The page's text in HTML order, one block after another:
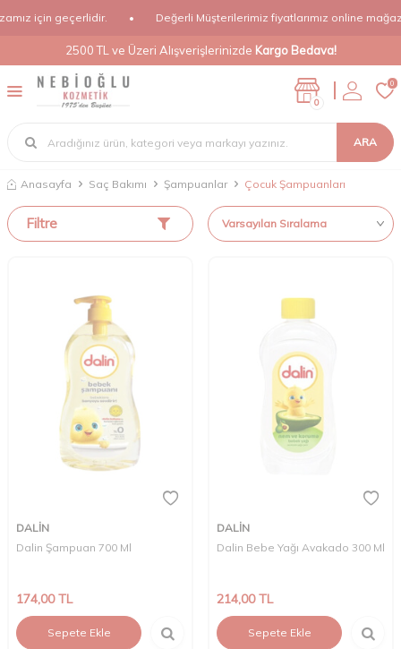
için geçerlidir. Değerli Müşterilerimiz fiyatlarımız online
2500 TL ve Üzeri Alışverişlerinizde Kargo Bedava!
ARA
0
0
Anasayfa Saç Bakımı Şampuanlar Çocuk Şampuanları
Filtre
DALİN
Dalin Şampuan 700 Ml
174,00TL
Sepete Ekle
DALİN
Dalin Bebe Yağı Avakado 300 Ml
214,00TL
Sepete Ekle